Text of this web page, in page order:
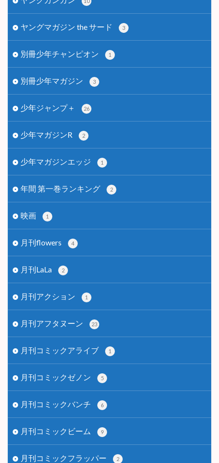
ヤングマガジン the サード 3
別冊少年チャンピオン 1
別冊少年マガジン 3
少年ジャンプ＋ 26
少年マガジンR 2
少年マガジンエッジ 1
年間 第一巻ランキング 2
映画 1
月刊flowers 4
月刊LaLa 2
月刊アクション 1
月刊アフタヌーン 23
月刊コミックアライブ 1
月刊コミックゼノン 5
月刊コミックバンチ 6
月刊コミックビーム 9
月刊コミックフラッパー 2